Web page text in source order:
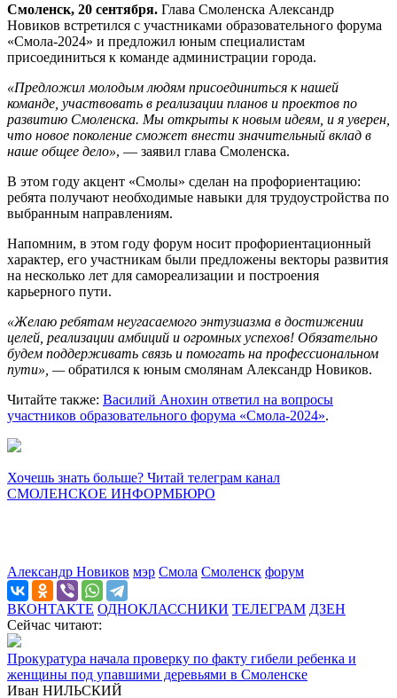
Смоленск, 20 сентября. Глава Смоленска Александр
Новиков встретился с участниками образовательного форума
«Смола-2024» и предложил юным специалистам
присоединиться к команде администрации города.
«Предложил молодым людям присоединиться к нашей
команде, участвовать в реализации планов и проектов по
развитию Смоленска. Мы открыты к новым идеям, и я уверен,
что новое поколение сможет внести значительный вклад в
наше общее дело», — заявил глава Смоленска.
В этом году акцент «Смолы» сделан на профориентацию:
ребята получают необходимые навыки для трудоустройства по
выбранным направлениям.
Напомним, в этом году форум носит профориентационный
характер, его участникам были предложены векторы развития
на несколько лет для самореализации и построения
карьерного пути.
«Желаю ребятам неугасаемого энтузиазма в достижении
целей, реализации амбиций и огромных успехов! Обязательно
будем поддерживать связь и помогать на профессиональном
пути», —обратился к юным смолянам Александр Новиков.
Читайте также: Василий Анохин ответил на вопросы
участников образовательного форума «Смола-2024».
Хочешь знать больше? Читай телеграм канал
СМОЛЕНСКОЕ ИНФОРМБЮРО
Александр Новиков мэр Смола Смоленск форум
ВКОНТАКТЕ ОДНОКЛАССНИКИ ТЕЛЕГРАМ ДЗЕН
Сейчас читают:
Прокуратура начала проверку по факту гибели ребенка и
женщины под упавшими деревьями в Смоленске
Иван НИЛЬСКИЙ